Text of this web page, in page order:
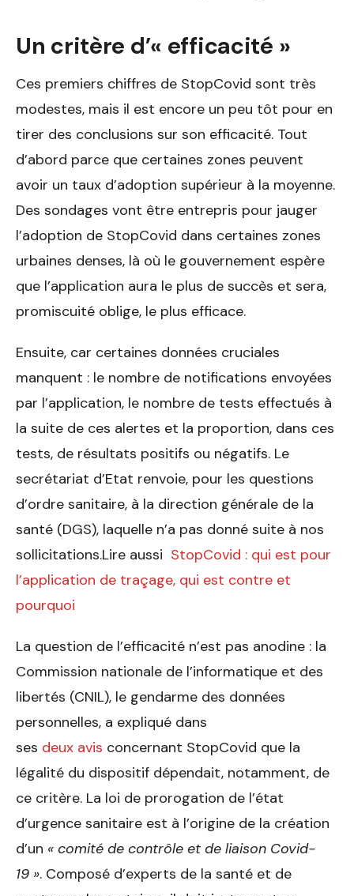
Un critère d’« efficacité »
Ces premiers chiffres de StopCovid sont très
modestes, mais il est encore un peu tôt pour en
tirer des conclusions sur son efficacité. Tout
d’abord parce que certaines zones peuvent
avoir un taux d’adoption supérieur à la moyenne.
Des sondages vont être entrepris pour jauger
l’adoption de StopCovid dans certaines zones
urbaines denses, là où le gouvernement espère
que l’application aura le plus de succès et sera,
promiscuité oblige, le plus efficace.
Ensuite, car certaines données cruciales
manquent : le nombre de notifications envoyées
par l’application, le nombre de tests effectués à
la suite de ces alertes et la proportion, dans ces
tests, de résultats positifs ou négatifs. Le
secrétariat d’Etat renvoie, pour les questions
d’ordre sanitaire, à la direction générale de la
santé (DGS), laquelle n’a pas donné suite à nos
sollicitations.Lire aussi StopCovid : qui est pour
l’application de traçage, qui est contre et
pourquoi
La question de l’efficacité n’est pas anodine : la
Commission nationale de l’informatique et des
libertés (CNIL), le gendarme des données
personnelles, a expliqué dans
ses deux avis concernant StopCovid que la
légalité du dispositif dépendait, notamment, de
ce critère. La loi de prorogation de l’état
d’urgence sanitaire est à l’origine de la création
d’un « comité de contrôle et de liaison Covid-
19 ». Composé d’experts de la santé et de